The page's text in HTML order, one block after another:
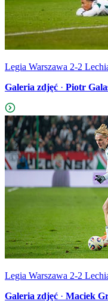
Legia Warszawa 2-2
Galeria zdjęć · Piotr
Legia Warszawa 2-2
Galeria zdjęć · Maciek